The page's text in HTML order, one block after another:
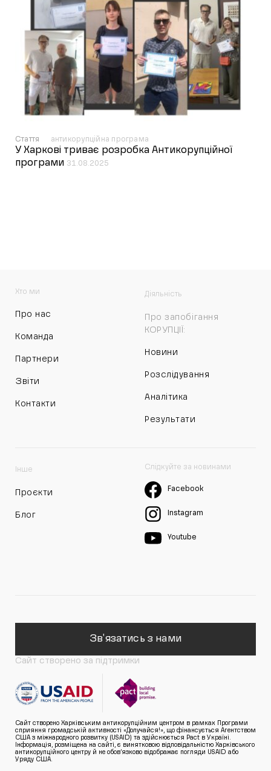
Стаття антикорупційна програма
У Харкові триває розробка Антикорупційної
програми 31.08.2025
Хто ми
Про нас
Команда
Партнери
Звіти
Контакти
Діяльність
Про запобігання
КОРУПЦІЇ:
Новини
Розслідування
Аналітика
Результати
Інше
Проєкти
Блог
Слідкуйте за новинами
Facebook
Instagram
Youtube
Зв'язатись з нами
Сайт створено за підтримки
Сайт створено Харківським антикорупційним центром в рамках Програми
сприяння громадській активності «Долучайся!», що фінансується Агентством
США з міжнародного розвитку (USAID) та здійснюється Pact в Україні.
Інформація, розміщена на сайті, є винятковою відповідальністю Харківського
антикорупційного центру й не обов’язково відображає погляди USAID або
Уряду США.